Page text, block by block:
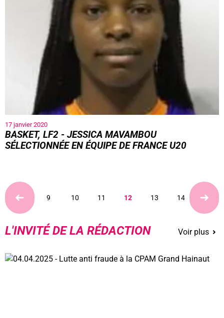
17 janvier 2020
BASKET, LF2 - JESSICA MAVAMBOU
SÉLECTIONNÉE EN ÉQUIPE DE FRANCE U20
9 10 11 12 13 14 15
L'INVITÉ DE LA RÉDACTION Voir plus